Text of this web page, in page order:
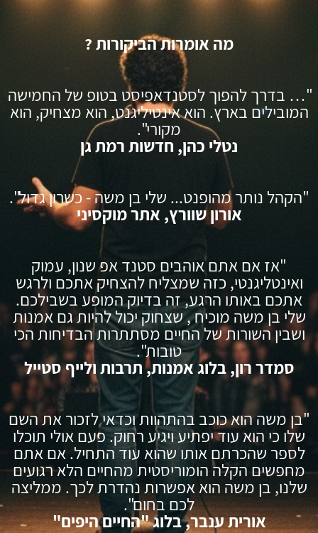
מה אומרות הביקורות ?
"… בדרך להפוך לסטנדאפיסט בטופ של החמישה
המובילים בארץ. הוא אינטיליגנט, הוא מצחיק, הוא
מקורי".
נטלי כהן, חדשות רמת גן
"הקהל נותר מהופנט... שלי בן משה - כשרון גדול".
אורון שוורץ, אתר מוקסיני
"אז אם אתם אוהבים סטנד אפ שנון, עמוק
ואינטליגנטי, כזה שמצליח להצחיק אתכם ולרגש
אתכם באותו הרגע, זה בדיוק המופע בשבילכם.
שלי בן משה מוכיח , שצחוק יכול להיות גם אמנות
ושבין השורות של החיים מסתתרות הבדיחות הכי
טובות".
סמדר רון, בלוג אמנות, תרבות ולייף סטייל
"בן משה הוא כוכב בהתהוות וכדאי לזכור את השם
שלו כי הוא עוד יפתיע ויגיע רחוק. פעם אולי תוכלו
לספר שהכרתם אותו שהוא עוד התחיל. אם אתם
מחפשים הקלה הומוריסטית מהחיים הלא רגועים
שלנו, בן משה הוא אפשרות נהדרת לכך. ממליצה
לכם בחום".
אורית ענבר, בלוג "החיים היפים"